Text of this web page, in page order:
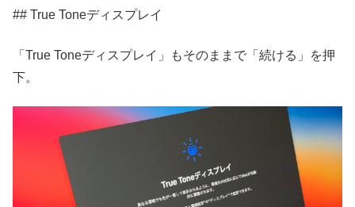
## True Toneディスプレイ
「True Toneディスプレイ」もそのままで「続ける」を押
下。